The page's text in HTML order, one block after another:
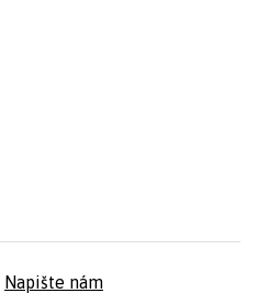
Napište nám